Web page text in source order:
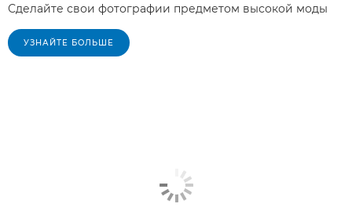
Сделайте свои фотографии предметом высокой моды
УЗНАЙТЕ БОЛЬШЕ